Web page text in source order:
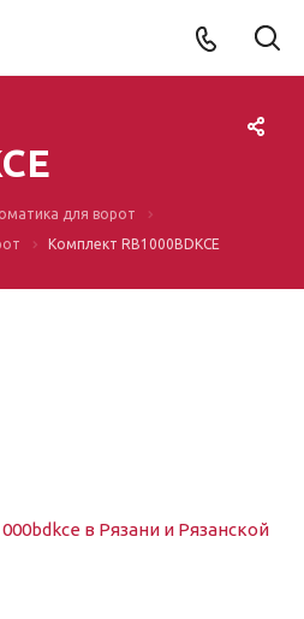
для ворот
Комплект RB1000BDKCE